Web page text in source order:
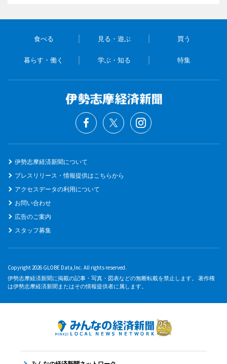
食べる 見る・遊ぶ 買う
暮らす・働く 学ぶ・知る 特集
伊勢志摩経済新聞について
プレスリリース・情報提供はこちらから
アクセスデータの利用について
お問い合わせ
広告のご案内
スタッフ募集
Copyright 2026 GLOBE Data,Inc. All rights reserved.
伊勢志摩経済新聞に掲載の記事・写真・図表などの無断転載を禁止します。 著作権
は伊勢志摩経済新聞またはその情報提供者に属します。